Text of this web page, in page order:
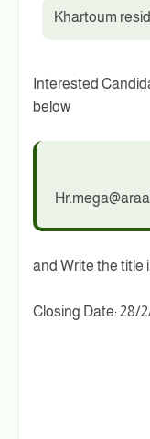
Khartoum
Interested
below
and Write the title
Closing Date: 28/